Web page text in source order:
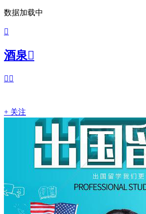
数据加载中

酒泉
 
+ 关注